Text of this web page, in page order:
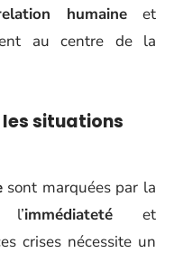
humaineet
au centre de la
situations
sont marquées par la
immédiatetéet
crises nécessite un